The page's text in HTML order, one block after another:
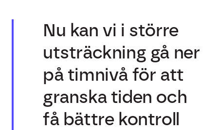
Nu kan vi i större
utsträckning gå ner
på timnivå för att
granska tiden och
få bättre kontroll